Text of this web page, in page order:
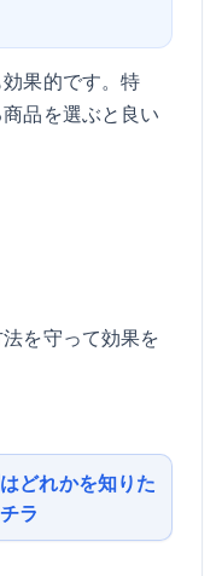
果的です。特
品を選ぶと良い
を守って効果を
どれかを知りた
ラ